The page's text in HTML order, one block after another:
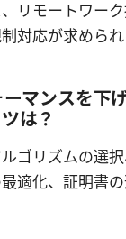
リモートワー
対応が求めら
マンスを下
は？
ゴリズムの選
適化、証明書